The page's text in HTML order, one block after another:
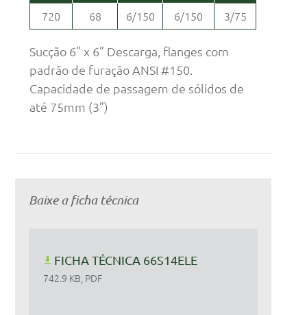
720 68 6/150 6/150 3/75
Sucção 6” x 6” Descarga, flanges com
padrão de furação ANSI #150.
Capacidade de passagem de sólidos de
até 75mm (3”)
Baixe a ficha técnica
FICHA TÉCNICA 66S14ELE
742.9 KB, PDF